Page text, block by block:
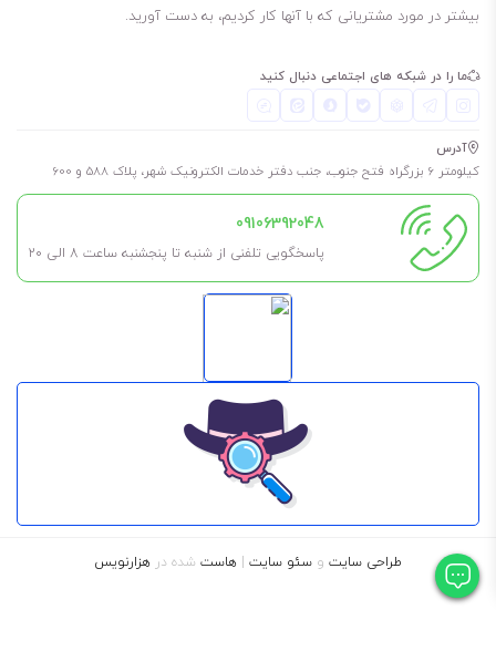
بیشتر در مورد مشتریانی که با آنها کار کردیم، به دست آورید.
ما را در شبکه های اجتماعی دنبال کنید
آدرس
کیلومتر 6 بزرگراه فتح جنوب، جنب دفتر خدمات الکترونیک شهر، پلاک 588 و 600
09106392048
پاسخگویی تلفنی از شنبه تا پنجشنبه ساعت 8 الی ۲۰
طراحی سایت و سئو سایت | هاست شده در هزارنویس